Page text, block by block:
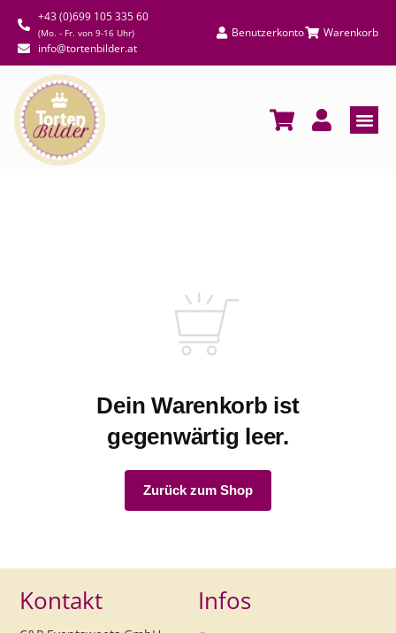
+43 (0)699 105 335 60
(Mo. - Fr. von 9-16 Uhr)
info@tortenbilder.at
Benutzerkonto Warenkorb
Dein Warenkorb ist
gegenwärtig leer.
Zurück zum Shop
Kontakt Infos